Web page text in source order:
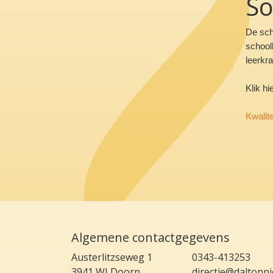
De
Klik
Algemene contactgegevens
Austerlitzseweg 1
0343-413253